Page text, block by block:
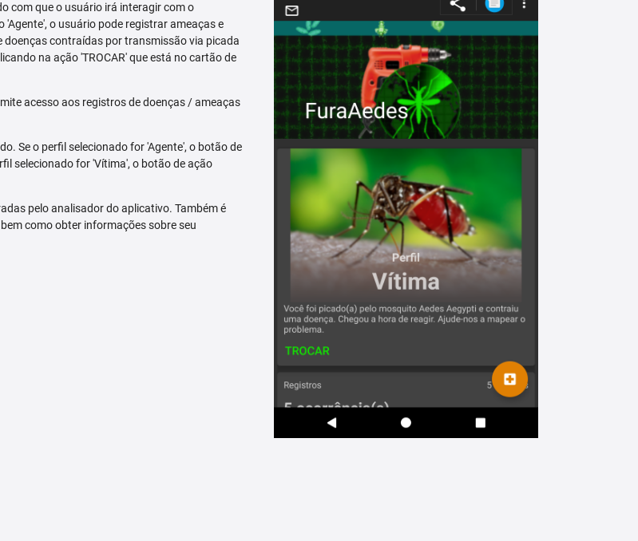
com que o usuário irá interagir com o
'Agente', o usuário pode registrar ameaças e
doenças contraídas por transmissão via picada
na ação 'TROCAR' que está no cartão de
acesso aos registros de doenças / ameaças
Se o perfil selecionado for 'Agente', o botão de
selecionado for 'Vítima', o botão de ação
pelo analisador do aplicativo. Também é
como obter informações sobre seu